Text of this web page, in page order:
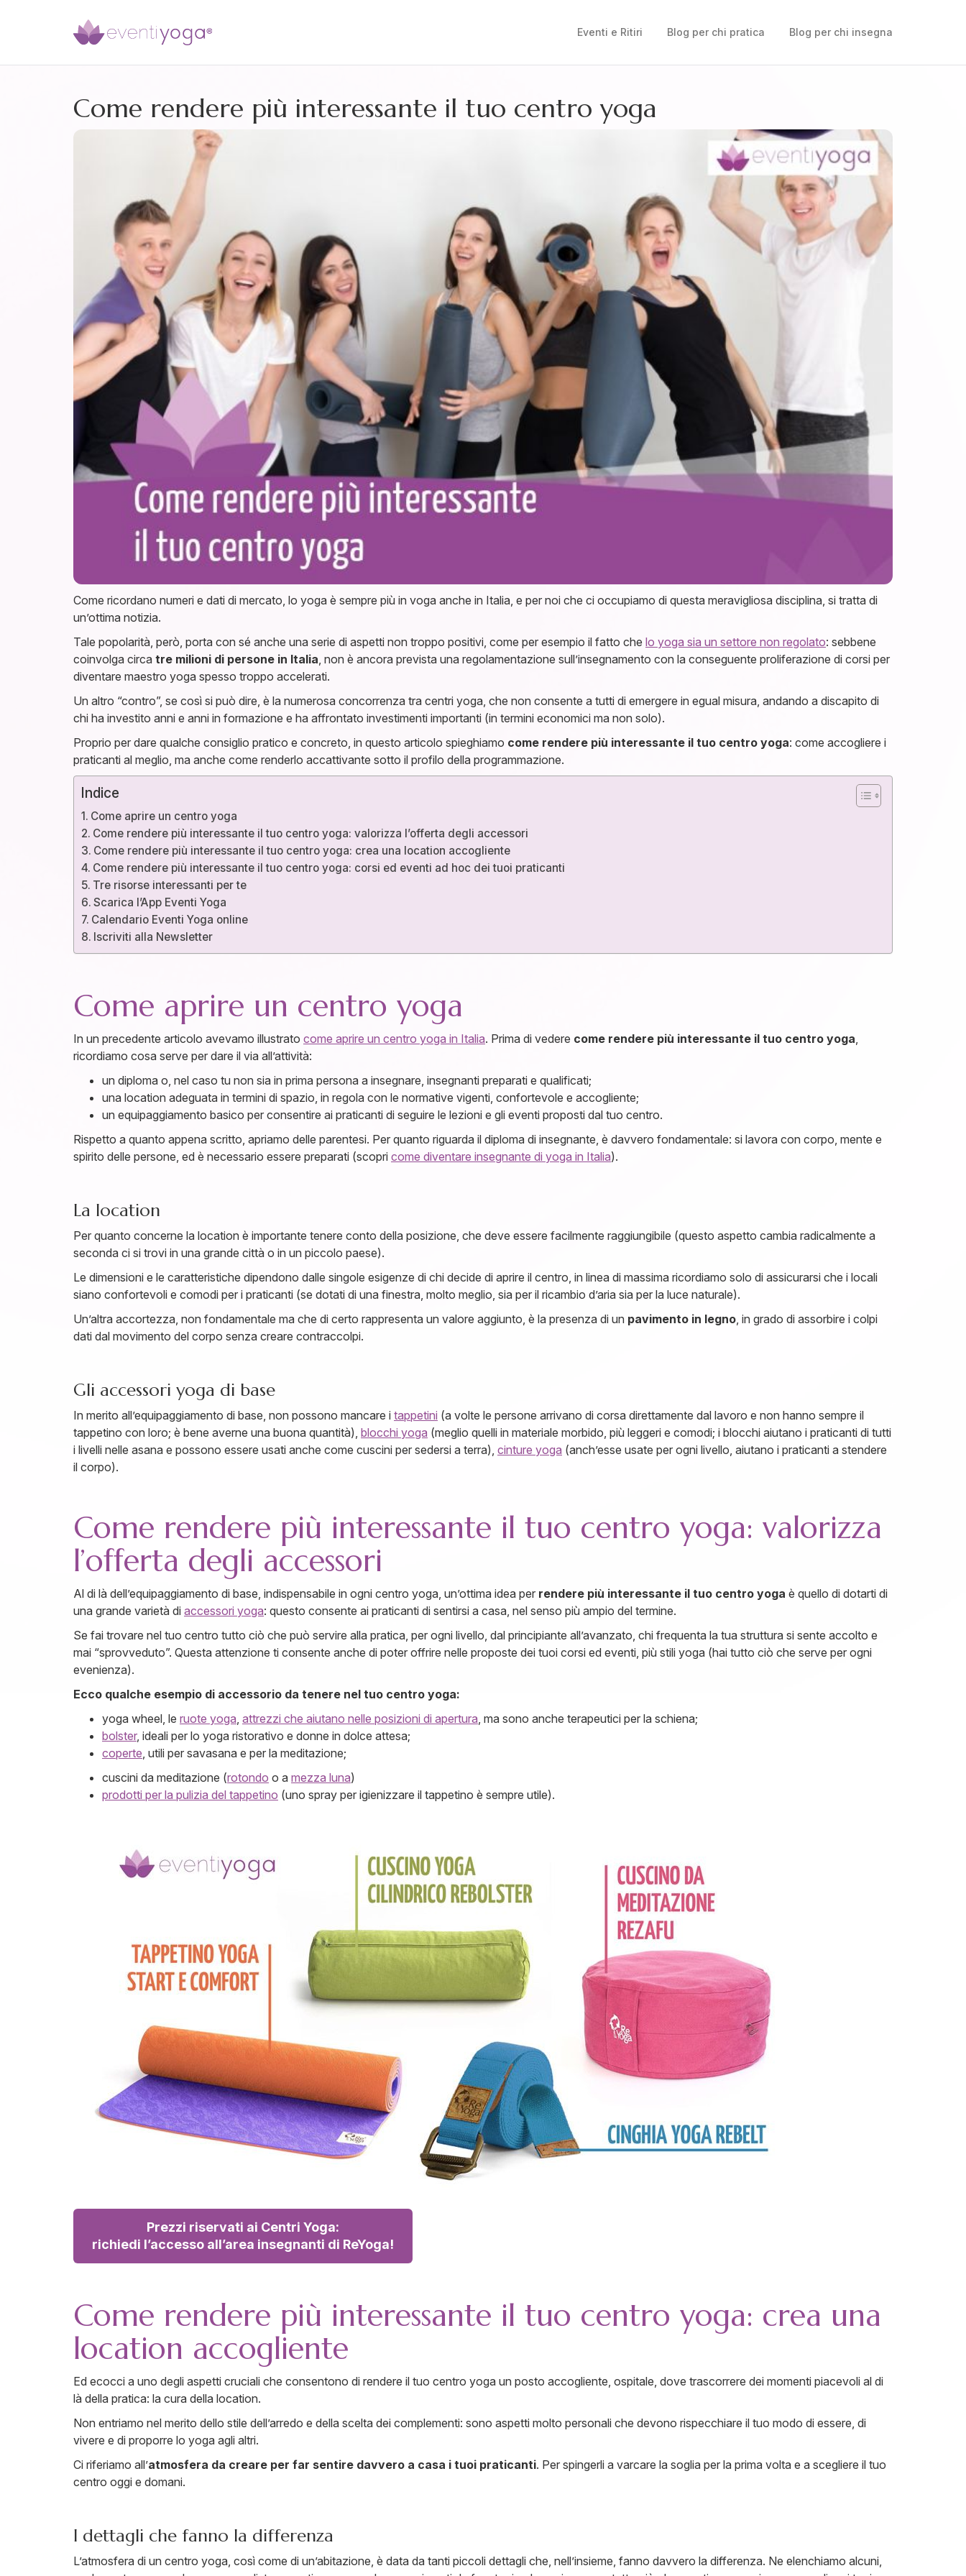
Eventi e Ritiri Blog per chi pratica Blog per chi insegna
Come rendere più interessante il tuo centro yoga
Come ricordano numeri e dati di mercato, lo yoga è sempre più in voga anche in Italia, e per noi che ci occupiamo di questa meravigliosa disciplina, si tratta di
un’ottima notizia.
Tale popolarità, però, porta con sé anche una serie di aspetti non troppo positivi, come per esempio il fatto che lo yoga sia un settore non regolato: sebbene
coinvolga circa tre milioni di persone in Italia, non è ancora prevista una regolamentazione sull’insegnamento con la conseguente proliferazione di corsi per
diventare maestro yoga spesso troppo accelerati.
Un altro “contro”, se così si può dire, è la numerosa concorrenza tra centri yoga, che non consente a tutti di emergere in egual misura, andando a discapito di
chi ha investito anni e anni in formazione e ha affrontato investimenti importanti (in termini economici ma non solo).
Proprio per dare qualche consiglio pratico e concreto, in questo articolo spieghiamo come rendere più interessante il tuo centro yoga: come accogliere i
praticanti al meglio, ma anche come renderlo accattivante sotto il profilo della programmazione.
Indice
Come aprire un centro yoga
Come rendere più interessante il tuo centro yoga: valorizza l’offerta degli accessori
Come rendere più interessante il tuo centro yoga: crea una location accogliente
Come rendere più interessante il tuo centro yoga: corsi ed eventi ad hoc dei tuoi praticanti
Tre risorse interessanti per te
Scarica l’App Eventi Yoga
Calendario Eventi Yoga online
Iscriviti alla Newsletter
Come aprire un centro yoga
In un precedente articolo avevamo illustrato come aprire un centro yoga in Italia. Prima di vedere come rendere più interessante il tuo centro yoga,
ricordiamo cosa serve per dare il via all’attività:
un diploma o, nel caso tu non sia in prima persona a insegnare, insegnanti preparati e qualificati;
una location adeguata in termini di spazio, in regola con le normative vigenti, confortevole e accogliente;
un equipaggiamento basico per consentire ai praticanti di seguire le lezioni e gli eventi proposti dal tuo centro.
Rispetto a quanto appena scritto, apriamo delle parentesi. Per quanto riguarda il diploma di insegnante, è davvero fondamentale: si lavora con corpo, mente e
spirito delle persone, ed è necessario essere preparati (scopri come diventare insegnante di yoga in Italia).
La location
Per quanto concerne la location è importante tenere conto della posizione, che deve essere facilmente raggiungibile (questo aspetto cambia radicalmente a
seconda ci si trovi in una grande città o in un piccolo paese).
Le dimensioni e le caratteristiche dipendono dalle singole esigenze di chi decide di aprire il centro, in linea di massima ricordiamo solo di assicurarsi che i locali
siano confortevoli e comodi per i praticanti (se dotati di una finestra, molto meglio, sia per il ricambio d’aria sia per la luce naturale).
Un’altra accortezza, non fondamentale ma che di certo rappresenta un valore aggiunto, è la presenza di un pavimento in legno, in grado di assorbire i colpi
dati dal movimento del corpo senza creare contraccolpi.
Gli accessori yoga di base
In merito all’equipaggiamento di base, non possono mancare i tappetini (a volte le persone arrivano di corsa direttamente dal lavoro e non hanno sempre il
tappetino con loro; è bene averne una buona quantità), blocchi yoga (meglio quelli in materiale morbido, più leggeri e comodi; i blocchi aiutano i praticanti di tutti
i livelli nelle asana e possono essere usati anche come cuscini per sedersi a terra), cinture yoga (anch’esse usate per ogni livello, aiutano i praticanti a stendere
il corpo).
Come rendere più interessante il tuo centro yoga: valorizza
l’offerta degli accessori
Al di là dell’equipaggiamento di base, indispensabile in ogni centro yoga, un’ottima idea per rendere più interessante il tuo centro yoga è quello di dotarti di
una grande varietà di accessori yoga: questo consente ai praticanti di sentirsi a casa, nel senso più ampio del termine.
Se fai trovare nel tuo centro tutto ciò che può servire alla pratica, per ogni livello, dal principiante all’avanzato, chi frequenta la tua struttura si sente accolto e
mai “sprovveduto”. Questa attenzione ti consente anche di poter offrire nelle proposte dei tuoi corsi ed eventi, più stili yoga (hai tutto ciò che serve per ogni
evenienza).
Ecco qualche esempio di accessorio da tenere nel tuo centro yoga:
yoga wheel, le ruote yoga, attrezzi che aiutano nelle posizioni di apertura, ma sono anche terapeutici per la schiena;
bolster, ideali per lo yoga ristorativo e donne in dolce attesa;
coperte, utili per savasana e per la meditazione;
cuscini da meditazione (rotondo o a mezza luna)
prodotti per la pulizia del tappetino (uno spray per igienizzare il tappetino è sempre utile).
Prezzi riservati ai Centri Yoga:
richiedi l’accesso all’area insegnanti di ReYoga!
Come rendere più interessante il tuo centro yoga: crea una
location accogliente
Ed ecocci a uno degli aspetti cruciali che consentono di rendere il tuo centro yoga un posto accogliente, ospitale, dove trascorrere dei momenti piacevoli al di
là della pratica: la cura della location.
Non entriamo nel merito dello stile dell’arredo e della scelta dei complementi: sono aspetti molto personali che devono rispecchiare il tuo modo di essere, di
vivere e di proporre lo yoga agli altri.
Ci riferiamo all’atmosfera da creare per far sentire davvero a casa i tuoi praticanti. Per spingerli a varcare la soglia per la prima volta e a scegliere il tuo
centro oggi e domani.
I dettagli che fanno la differenza
L’atmosfera di un centro yoga, così come di un’abitazione, è data da tanti piccoli dettagli che, nell’insieme, fanno davvero la differenza. Ne elenchiamo alcuni,